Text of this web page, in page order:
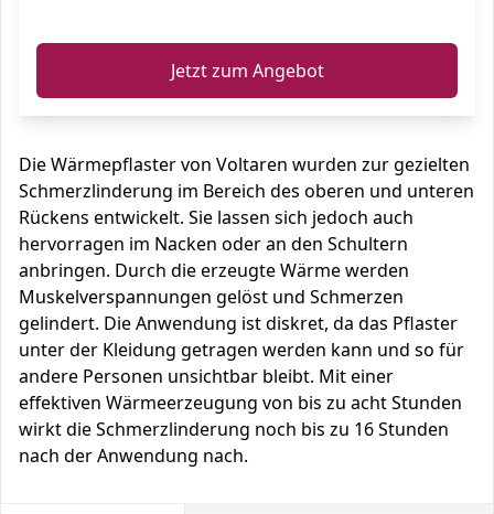
Jetzt zum Angebot
Die Wärmepflaster von Voltaren wurden zur gezielten
Schmerzlinderung im Bereich des oberen und unteren
Rückens entwickelt. Sie lassen sich jedoch auch
hervorragen im Nacken oder an den Schultern
anbringen. Durch die erzeugte Wärme werden
Muskelverspannungen gelöst und Schmerzen
gelindert. Die Anwendung ist diskret, da das Pflaster
unter der Kleidung getragen werden kann und so für
andere Personen unsichtbar bleibt. Mit einer
effektiven Wärmeerzeugung von bis zu acht Stunden
wirkt die Schmerzlinderung noch bis zu 16 Stunden
nach der Anwendung nach.